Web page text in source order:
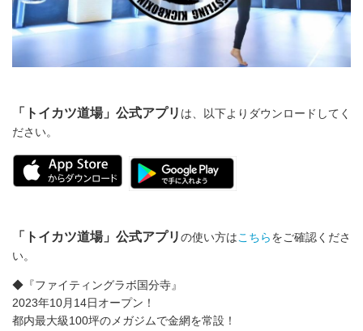
「トイカツ道場」公式アプリ は、以下よりダウンロードしてく
ださい。
「トイカツ道場」公式アプリの使い方はこちらをご確認くださ
い。
◆『ファイティングラボ国分寺』
2023年10月14日オープン！
都内最大級100坪のメガジムで金網を常設！